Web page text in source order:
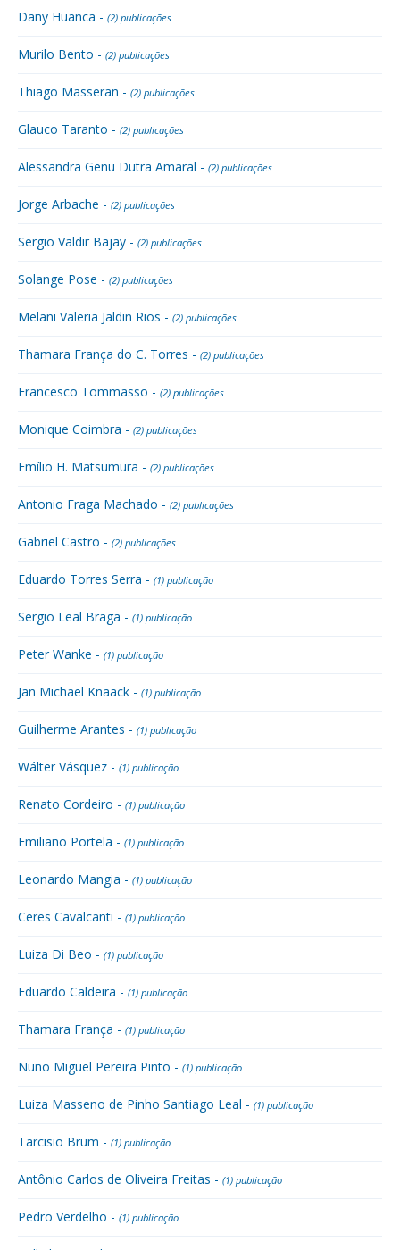
Dany Huanca - (2) publicações
Murilo Bento - (2) publicações
Thiago Masseran - (2) publicações
Glauco Taranto - (2) publicações
Alessandra Genu Dutra Amaral - (2) publicações
Jorge Arbache - (2) publicações
Sergio Valdir Bajay - (2) publicações
Solange Pose - (2) publicações
Melani Valeria Jaldin Rios - (2) publicações
Thamara França do C. Torres - (2) publicações
Francesco Tommasso - (2) publicações
Monique Coimbra - (2) publicações
Emílio H. Matsumura - (2) publicações
Antonio Fraga Machado - (2) publicações
Gabriel Castro - (2) publicações
Eduardo Torres Serra - (1) publicação
Sergio Leal Braga - (1) publicação
Peter Wanke - (1) publicação
Jan Michael Knaack - (1) publicação
Guilherme Arantes - (1) publicação
Wálter Vásquez - (1) publicação
Renato Cordeiro - (1) publicação
Emiliano Portela - (1) publicação
Leonardo Mangia - (1) publicação
Ceres Cavalcanti - (1) publicação
Luiza Di Beo - (1) publicação
Eduardo Caldeira - (1) publicação
Thamara França - (1) publicação
Nuno Miguel Pereira Pinto - (1) publicação
Luiza Masseno de Pinho Santiago Leal - (1) publicação
Tarcisio Brum - (1) publicação
Antônio Carlos de Oliveira Freitas - (1) publicação
Pedro Verdelho - (1) publicação